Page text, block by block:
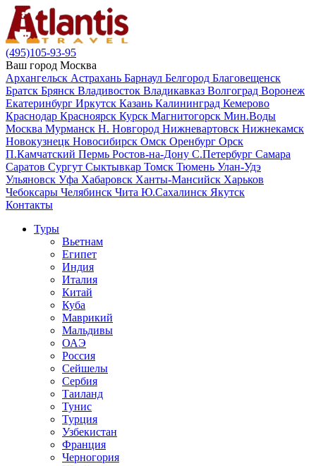
(495)105-93-95
Ваш город Москва
Архангельск Астрахань Барнаул Белгород Благовещенск
Братск Брянск Владивосток Владикавказ Волгоград Воронеж
Екатеринбург Иркутск Казань Калининград Кемерово
Краснодар Красноярск Курск Магнитогорск Мин.Воды
Москва Мурманск Н. Новгород Нижневартовск Нижнекамск
Новокузнецк Новосибирск Омск Оренбург Орск
П.Камчатский Пермь Ростов-на-Дону С.Петербург Самара
Саратов Сургут Сыктывкар Томск Тюмень Улан-Удэ
Ульяновск Уфа Хабаровск Ханты-Мансийск Харьков
Чебоксары Челябинск Чита Ю.Сахалинск Якутск
Контакты
Туры
Вьетнам
Египет
Индия
Италия
Китай
Куба
Маврикий
Мальдивы
ОАЭ
Россия
Сейшелы
Сербия
Таиланд
Тунис
Турция
Узбекистан
Франция
Черногория